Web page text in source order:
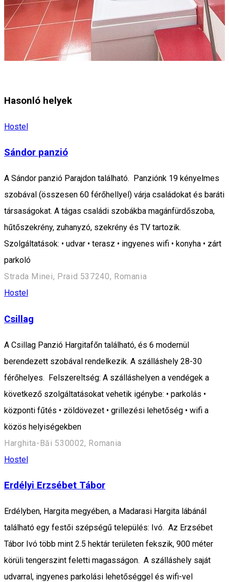
Hasonló helyek
Hostel
Sándor panzió
A Sándor panzió Parajdon található. Panziónk 19 kényelmes
szobával (összesen 60 férőhellyel) várja családokat és baráti
társaságokat. A tágas családi szobákba magánfürdőszoba,
hűtőszekrény, zuhanyzó, szekrény és TV tartozik.
Szolgáltatások: • udvar • terasz • ingyenes wifi • konyha • zárt
parkoló
Strada Minei, Praid 537240, Romania
Hostel
Csillag
A Csillag Panzió Hargitafőn található, és 6 modernül
berendezett szobával rendelkezik. A szálláshely 28-30
férőhelyes. Felszereltség: A szálláshelyen a vendégek a
következő szolgáltatásokat vehetik igénybe: • parkolás •
központi fűtés • zöldövezet • grillezési lehetőség • wifi a
közös helyiségekben
Harghita-Băi 530002, Romania
Hostel
Erdélyi Erzsébet Tábor
Erdélyben, Hargita megyében, a Madarasi Hargita lábánál
található egy festői szépségű település: Ivó. Az Erzsébet
Tábor Ivó több mint 2.5 hektár területen fekszik, 900 méter
körüli tengerszint feletti magasságon. A szálláshely saját
udvarral, ingyenes parkolási lehetőséggel és wifi-vel